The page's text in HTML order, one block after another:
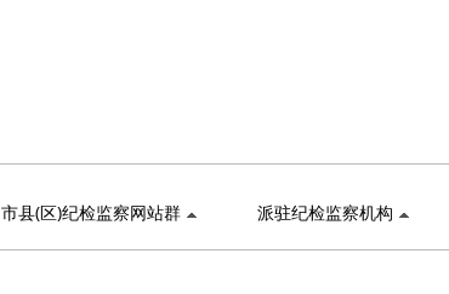
市县(区)纪检监察网站群 派驻纪检监察机构